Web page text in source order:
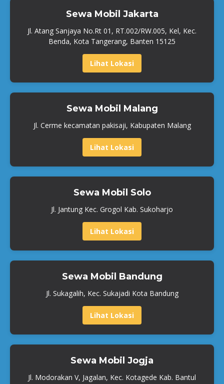
Sewa Mobil Jakarta
Jl. Atang Sanjaya No.Rt 01, RT.002/RW.005, Kel, Kec.
Benda, Kota Tangerang, Banten 15125
Lihat Lokasi
Sewa Mobil Malang
Jl. Cerme kecamatan pakisaji, Kabupaten Malang
Lihat Lokasi
Sewa Mobil Solo
Jl. Jantung Kec. Grogol Kab. Sukoharjo
Lihat Lokasi
Sewa Mobil Bandung
Jl. Sukagalih, Kec. Sukajadi Kota Bandung
Lihat Lokasi
Sewa Mobil Jogja
Jl. Modorakan V, Jagalan, Kec. Kotagede Kab. Bantul